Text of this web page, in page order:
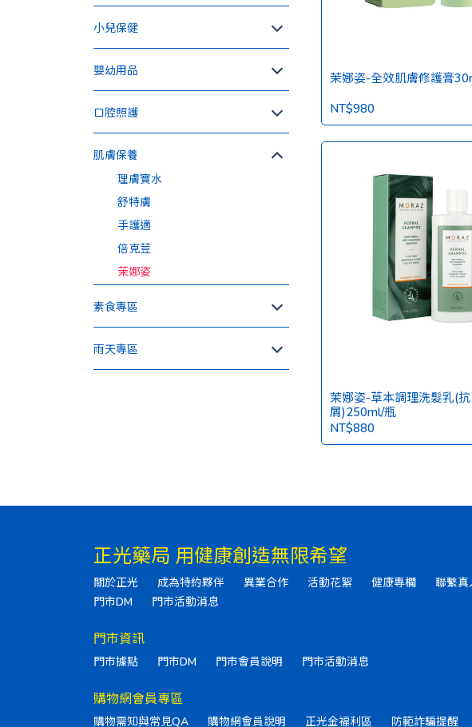
小兒保健
嬰幼用品
口腔照護
肌膚保養
理膚寶水
舒特膚
手護適
倍克荳
茉娜姿
素食專區
雨天專區
茉娜姿-全效肌膚修護膏
NT$980
茉娜姿-草本調理洗髮乳(抗
屑)250ml/瓶
NT$880
正光藥局 用健康創造無限希望
關於正光 成為特約夥伴 異業合作 活動花絮 健康專欄 聯繫真
門市DM
門市活動消息
門市資訊
門市據點 門市DM 門市會員說明 門市活動消息
購物網會員專區
購物需知與常見QA 購物網會員說明 正光金福利區 防範詐騙提醒